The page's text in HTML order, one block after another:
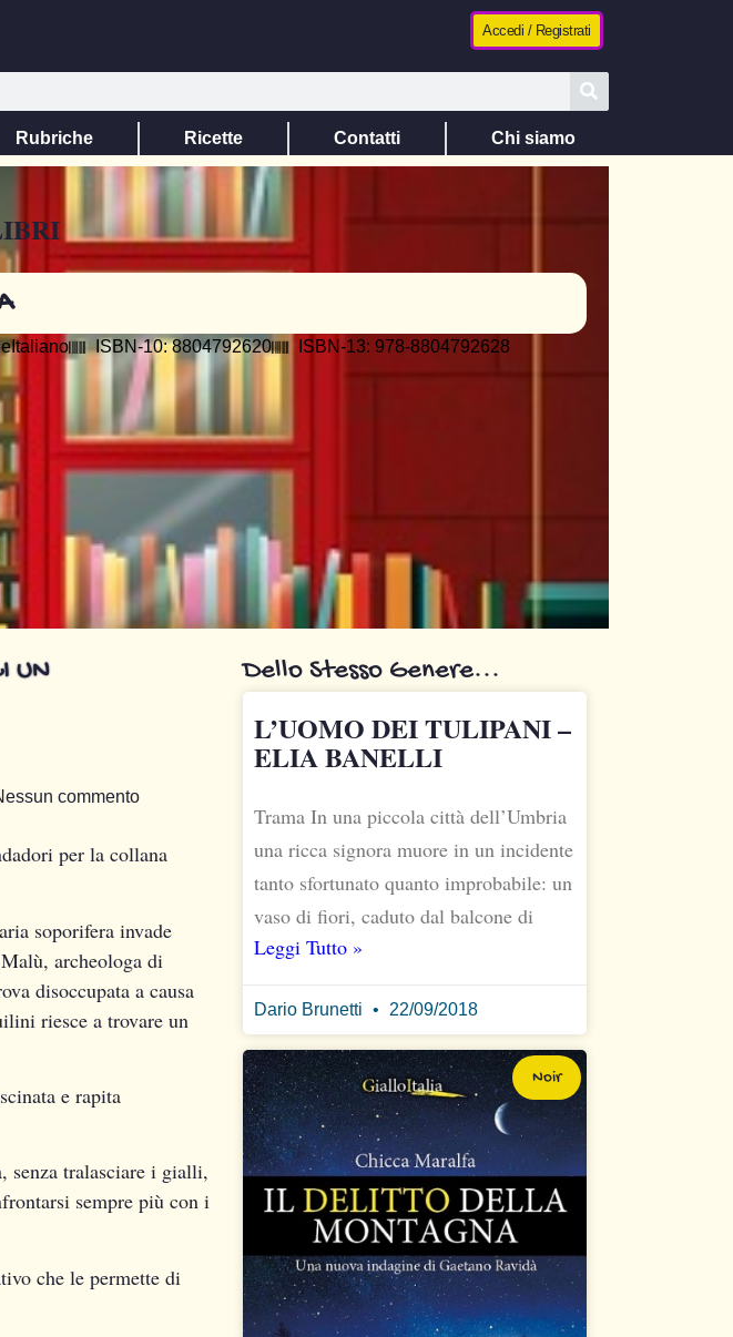
Accedi / Registrati
Rubriche Ricette Contatti Chi siamo
Italiano ISBN-10: 8804792620 ISBN-13: 978-8804792628
UN
commento
per la collana
soporifera invade
archeologa di
disoccupata a causa
riesce a trovare un
e rapita
senza tralasciare i gialli,
sempre più con i
che le permette di
Dello Stesso Genere...
L’UOMO DEI TULIPANI –
ELIA BANELLI
Trama In una piccola città dell’Umbria
una ricca signora muore in un incidente
tanto sfortunato quanto improbabile: un
vaso di fiori, caduto dal balcone di
Leggi Tutto »
Dario Brunetti 22/09/2018
Noir